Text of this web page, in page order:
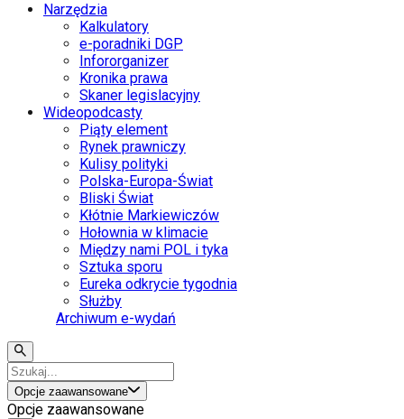
Narzędzia
Kalkulatory
e-poradniki DGP
Infororganizer
Kronika prawa
Skaner legislacyjny
Wideopodcasty
Piąty element
Rynek prawniczy
Kulisy polityki
Polska-Europa-Świat
Bliski Świat
Kłótnie Markiewiczów
Hołownia w klimacie
Między nami POL i tyka
Sztuka sporu
Eureka odkrycie tygodnia
Służby
Archiwum e-wydań
Opcje zaawansowane
Opcje zaawansowane